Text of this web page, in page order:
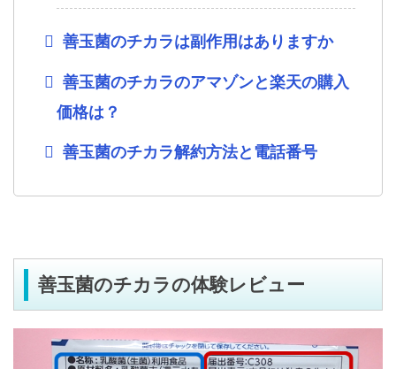
善玉菌のチカラは副作用はありますか
善玉菌のチカラのアマゾンと楽天の購入
価格は？
善玉菌のチカラ解約方法と電話番号
善玉菌のチカラの体験レビュー